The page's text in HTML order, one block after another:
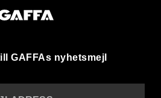
GAFFAs nyhetsmejl